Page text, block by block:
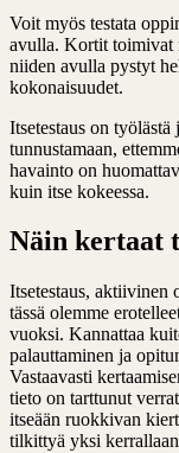
Voit myös testata
avulla. Kortit toimivat
niiden avulla pystyt
kokonaisuudet.
Itsetestaus on
tunnustamaan,
havainto on
kuin itse kokeessa.
Näin kertaat
Itsetestaus, aktiivinen
tässä olemme
vuoksi. Kannattaa
palauttaminen ja
Vastaavasti
tieto on tarttunut
itseään ruokkivan
tilkittyä yksi